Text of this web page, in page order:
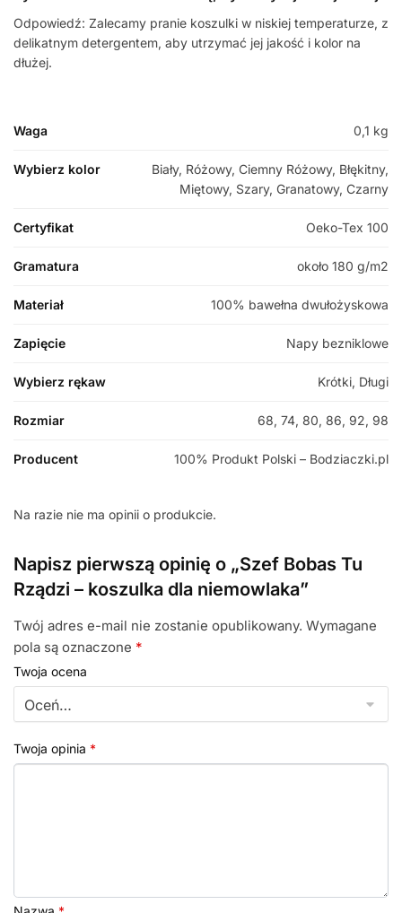
Odpowiedź: Zalecamy pranie koszulki w niskiej temperaturze, z
delikatnym detergentem, aby utrzymać jej jakość i kolor na
dłużej.
Waga 0,1 kg
Wybierz kolor
Biały, Różowy, Ciemny Różowy, Błękitny,
Miętowy, Szary, Granatowy, Czarny
Certyfikat Oeko-Tex 100
Gramatura około 180 g/m2
Materiał 100% bawełna dwułożyskowa
Zapięcie Napy bezniklowe
Wybierz rękaw Krótki, Długi
Rozmiar 68, 74, 80, 86, 92, 98
Producent 100% Produkt Polski – Bodziaczki.pl
Na razie nie ma opinii o produkcie.
Napisz pierwszą opinię o „Szef Bobas Tu
Rządzi – koszulka dla niemowlaka”
Twój adres e-mail nie zostanie opublikowany. Wymagane
pola są oznaczone *
Twoja ocena
Twoja opinia *